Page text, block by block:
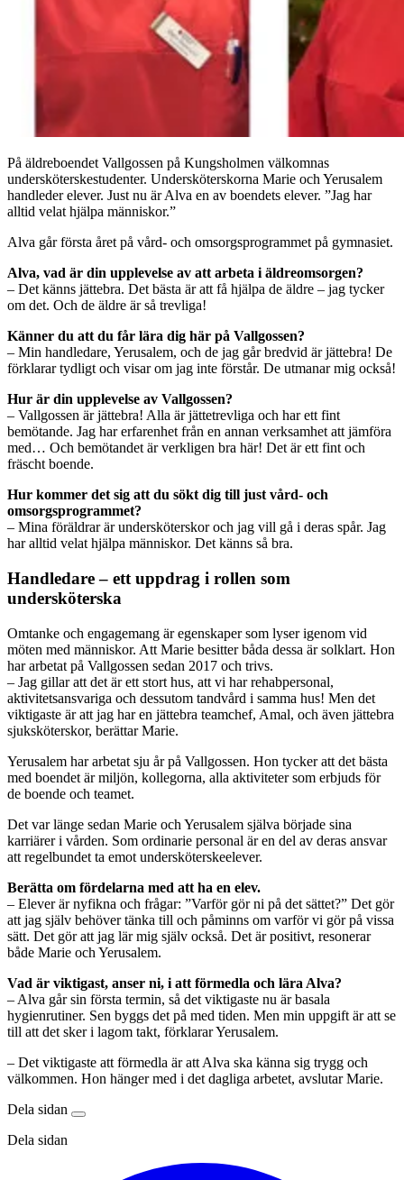
På äldreboendet Vallgossen på Kungsholmen välkomnas
undersköterskestudenter. Undersköterskorna Marie och Yerusalem
handleder elever. Just nu är Alva en av boendets elever. ”Jag har
alltid velat hjälpa människor.”
Alva går första året på vård- och omsorgsprogrammet på gymnasiet.
Alva, vad är din upplevelse av att arbeta i äldreomsorgen?
– Det känns jättebra. Det bästa är att få hjälpa de äldre – jag tycker
om det. Och de äldre är så trevliga!
Känner du att du får lära dig här på Vallgossen?
– Min handledare, Yerusalem, och de jag går bredvid är jättebra! De
förklarar tydligt och visar om jag inte förstår. De utmanar mig också!
Hur är din upplevelse av Vallgossen?
– Vallgossen är jättebra! Alla är jättetrevliga och har ett fint
bemötande. Jag har erfarenhet från en annan verksamhet att jämföra
med… Och bemötandet är verkligen bra här! Det är ett fint och
fräscht boende.
Hur kommer det sig att du sökt dig till just vård- och
omsorgsprogrammet?
– Mina föräldrar är undersköterskor och jag vill gå i deras spår. Jag
har alltid velat hjälpa människor. Det känns så bra.
Handledare – ett uppdrag i rollen som
undersköterska
Omtanke och engagemang är egenskaper som lyser igenom vid
möten med människor. Att Marie besitter båda dessa är solklart. Hon
har arbetat på Vallgossen sedan 2017 och trivs.
– Jag gillar att det är ett stort hus, att vi har rehabpersonal,
aktivitetsansvariga och dessutom tandvård i samma hus! Men det
viktigaste är att jag har en jättebra teamchef, Amal, och även jättebra
sjuksköterskor, berättar Marie.
Yerusalem har arbetat sju år på Vallgossen. Hon tycker att det bästa
med boendet är miljön, kollegorna, alla aktiviteter som erbjuds för
de boende och teamet.
Det var länge sedan Marie och Yerusalem själva började sina
karriärer i vården. Som ordinarie personal är en del av deras ansvar
att regelbundet ta emot undersköterskeelever.
Berätta om fördelarna med att ha en elev.
– Elever är nyfikna och frågar: ”Varför gör ni på det sättet?” Det gör
att jag själv behöver tänka till och påminns om varför vi gör på vissa
sätt. Det gör att jag lär mig själv också. Det är positivt, resonerar
både Marie och Yerusalem.
Vad är viktigast, anser ni, i att förmedla och lära Alva?
– Alva går sin första termin, så det viktigaste nu är basala
hygienrutiner. Sen byggs det på med tiden. Men min uppgift är att se
till att det sker i lagom takt, förklarar Yerusalem.
– Det viktigaste att förmedla är att Alva ska känna sig trygg och
välkommen. Hon hänger med i det dagliga arbetet, avslutar Marie.
Dela sidan
Dela sidan